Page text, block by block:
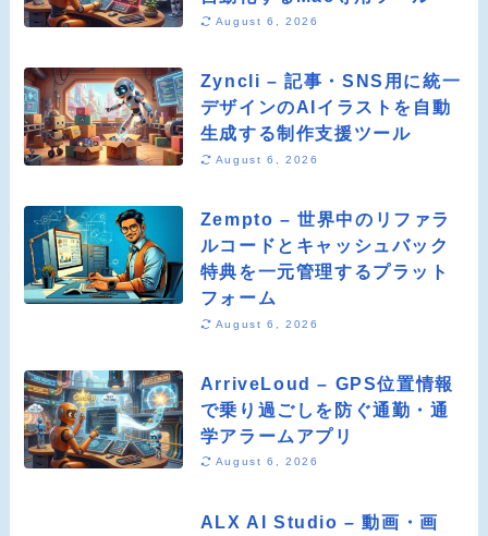
August 6, 2026
Zyncli – 記事・SNS用に統一
デザインのAIイラストを自動
生成する制作支援ツール
August 6, 2026
Zempto – 世界中のリファラ
ルコードとキャッシュバック
特典を一元管理するプラット
フォーム
August 6, 2026
ArriveLoud – GPS位置情報
で乗り過ごしを防ぐ通勤・通
学アラームアプリ
August 6, 2026
ALX AI Studio – 動画・画